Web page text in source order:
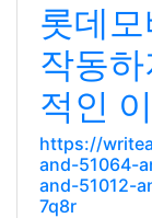
롯데
작동
적인
https://
and-51064-
and-51012-
7q8r